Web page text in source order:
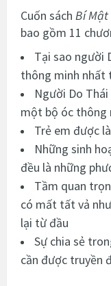
Cuốn sách Bí Mật
bao gồm 11
Tại sao người
thông minh nhất
Người Do
một bộ óc thông
Trẻ em được
Những sinh
đều là những
Tầm quan
có mất tất vả
lại từ đầu
Sự chia sẻ
cần được truyền